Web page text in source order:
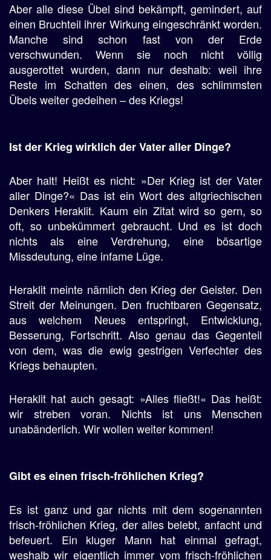
Aber alle diese Übel sind bekämpft, gemindert, auf
einen Bruchteil ihrer Wirkung eingeschränkt worden.
Manche sind schon fast von der Erde
verschwunden. Wenn sie noch nicht völlig
ausgerottet wurden, dann nur deshalb: weil ihre
Reste im Schatten des einen, des schlimmsten
Übels weiter gedeihen – des Kriegs!
Ist der Krieg wirklich der Vater aller Dinge?
Aber halt! Heißt es nicht: »Der Krieg ist der Vater
aller Dinge?« Das ist ein Wort des altgriechischen
Denkers Heraklit. Kaum ein Zitat wird so gern, so
oft, so unbekümmert gebraucht. Und es ist doch
nichts als eine Verdrehung, eine bösartige
Missdeutung, eine infame Lüge.
Heraklit meinte nämlich den Krieg der Geister. Den
Streit der Meinungen. Den fruchtbaren Gegensatz,
aus welchem Neues entspringt, Entwicklung,
Besserung, Fortschritt. Also genau das Gegenteil
von dem, was die ewig gestrigen Verfechter des
Kriegs behaupten.
Heraklit hat auch gesagt: »Alles fließt!« Das heißt:
wir streben voran. Nichts ist uns Menschen
unabänderlich. Wir wollen weiter kommen!
Gibt es einen frisch-fröhlichen Krieg?
Es ist ganz und gar nichts mit dem sogenannten
frisch-fröhlichen Krieg, der alles belebt, anfacht und
befeuert. Ein kluger Mann hat einmal gefragt,
weshalb wir eigentlich immer vom frisch-fröhlichen